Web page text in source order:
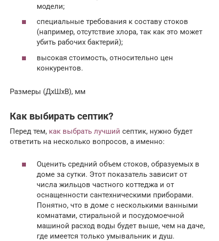
модели;
специальные требования к составу стоков
(например, отсутствие хлора, так как это может
убить рабочих бактерий);
высокая стоимость, относительно цен
конкурентов.
Размеры (ДхШхВ), мм
Как выбирать септик?
Перед тем, как выбрать лучший септик, нужно будет
ответить на несколько вопросов, а именно:
Оценить средний объем стоков, образуемых в
доме за сутки. Этот показатель зависит от
числа жильцов частного коттеджа и от
оснащенности сантехническими приборами.
Понятно, что в доме с несколькими ванными
комнатами, стиральной и посудомоечной
машиной расход воды будет выше, чем на даче,
где имеется только умывальник и душ.